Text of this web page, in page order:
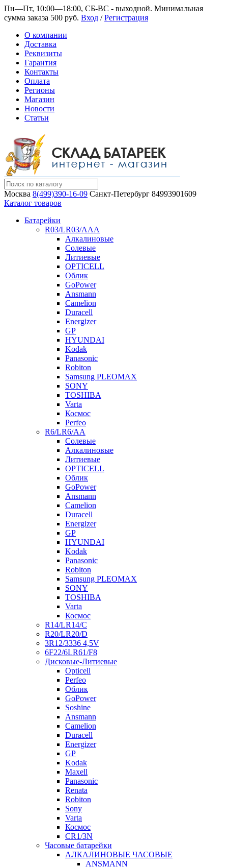
Пн—Пт, 10:00—18:00, СБ-ВС - выходной. Минимальная
сумма заказа 500 руб. Вход /Регистрация
О компании
Доставка
Реквизиты
Гарантия
Контакты
Оплата
Регионы
Магазин
Новости
Статьи
Москва 8(499)390-16-09 Санкт-Петербург 84993901609
Каталог товаров
Батарейки
R03/LR03/AAA
Алкалиновые
Солевые
Литиевые
OPTICELL
Облик
GoPower
Ansmann
Camelion
Duracell
Energizer
GP
HYUNDAI
Kodak
Panasonic
Robiton
Samsung PLEOMAX
SONY
TOSHIBA
Varta
Космос
Perfeo
R6/LR6/AA
Солевые
Алкалиновые
Литиевые
OPTICELL
Облик
GoPower
Ansmann
Camelion
Duracell
Energizer
GP
HYUNDAI
Kodak
Panasonic
Robiton
Samsung PLEOMAX
SONY
TOSHIBA
Varta
Космос
R14/LR14/C
R20/LR20/D
3R12/3336 4,5V
6F22/6LR61/F8
Дисковые-Литиевые
Opticell
Perfeo
Облик
GoPower
Soshine
Ansmann
Camelion
Duracell
Energizer
GP
Kodak
Maxell
Panasonic
Renata
Robiton
Sony
Varta
Космос
CR1/3N
Часовые батарейки
АЛКАЛИНОВЫЕ ЧАСОВЫЕ
ANSMANN